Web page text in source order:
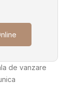
de vanzare